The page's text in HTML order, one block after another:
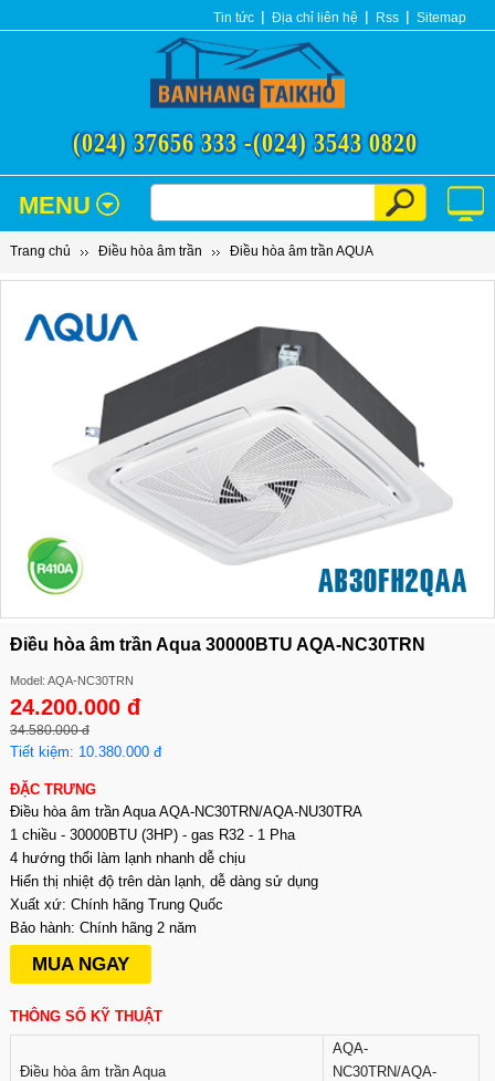
Tin tức Địa chỉ liên hệ Rss Sitemap
(024) 37656 333 -(024) 3543 0820
MENU
Trang chủ Điều hòa âm trần Điều hòa âm trần AQUA
Điều hòa âm trần Aqua 30000BTU AQA-NC30TRN
Model: AQA-NC30TRN
24.200.000 đ
34.580.000 đ
Tiết kiệm: 10.380.000 đ
ĐẶC TRƯNG
Điều hòa âm trần Aqua AQA-NC30TRN/AQA-NU30TRA
1 chiều - 30000BTU (3HP) - gas R32 - 1 Pha
4 hướng thổi làm lạnh nhanh dễ chịu
Hiển thị nhiệt độ trên dàn lạnh, dễ dàng sử dụng
Xuất xứ: Chính hãng Trung Quốc
Bảo hành: Chính hãng 2 năm
MUA NGAY
THÔNG SỐ KỸ THUẬT
Điều hòa âm trần Aqua
AQA-
NC30TRN/AQA-